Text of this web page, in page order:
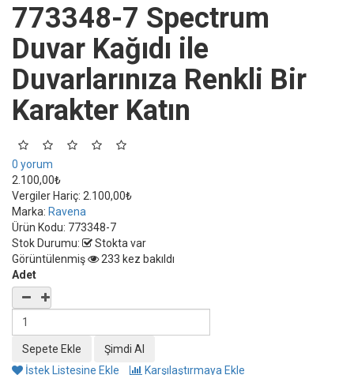
773348-7 Spectrum
Duvar Kağıdı ile
Duvarlarınıza Renkli Bir
Karakter Katın
0 yorum
2.100,00₺
Vergiler Hariç: 2.100,00₺
Marka: Ravena
Ürün Kodu: 773348-7
Stok Durumu:
Stokta var
Görüntülenmiş
233 kez bakıldı
Adet
İstek Listesine Ekle Karşılaştırmaya Ekle